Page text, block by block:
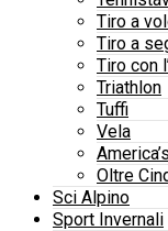
Tiro a
Tiro a
Tiro con
Triathlon
Tuffi
Vela
Oltre
Sci Alpino
Sport Invernali